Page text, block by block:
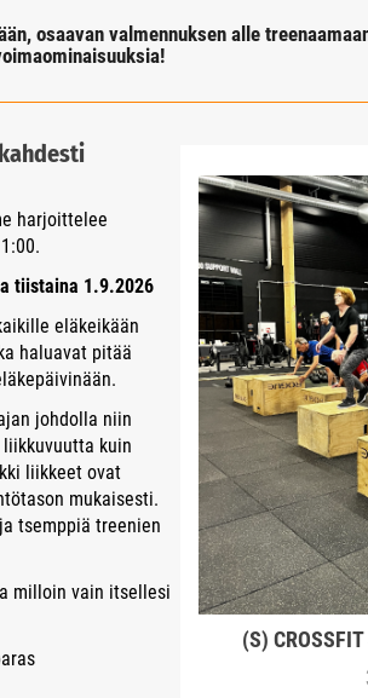
osaavan valmennuksen alle
harjoittelee
tiistaina 1.9.2026
eläkeikään
haluavat pitää
johdolla niin
kuin
liikkeet ovat
mukaisesti.
tsemppiä treenien
milloin vain itsellesi
(S)